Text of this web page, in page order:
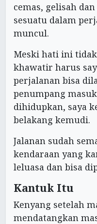
cemas, gelisah
sesuatu dalam
muncul.
Meski hati ini
khawatir harus
perjalanan bisa
penumpang
dihidupkan, saya
belakang kemudi.
Jalanan sudah
kendaraan yang
leluasa dan bisa
Kantuk Itu
Kenyang setelah
mendatangkan